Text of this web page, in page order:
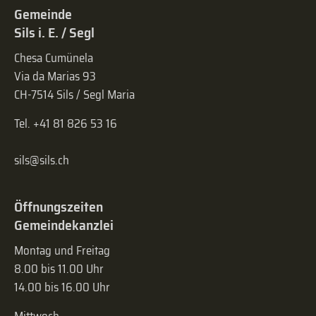
Gemeinde
Sils i. E. / Segl
Chesa Cumünela
Via da Marias 93
CH-7514 Sils / Segl Maria
Tel. +41 81 826 53 16
sils@sils.ch
Öffnungszeiten
Gemeindekanzlei
Montag und Freitag
8.00 bis 11.00 Uhr
14.00 bis 16.00 Uhr